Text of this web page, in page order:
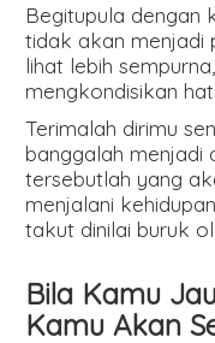
Begitupula dengan
tidak akan menjadi
lihat lebih
mengkondisikan
Terimalah dirimu
banggalah menjadi
tersebutlah yang
menjalani
takut dinilai buruk
Bila Kamu
Kamu Akan